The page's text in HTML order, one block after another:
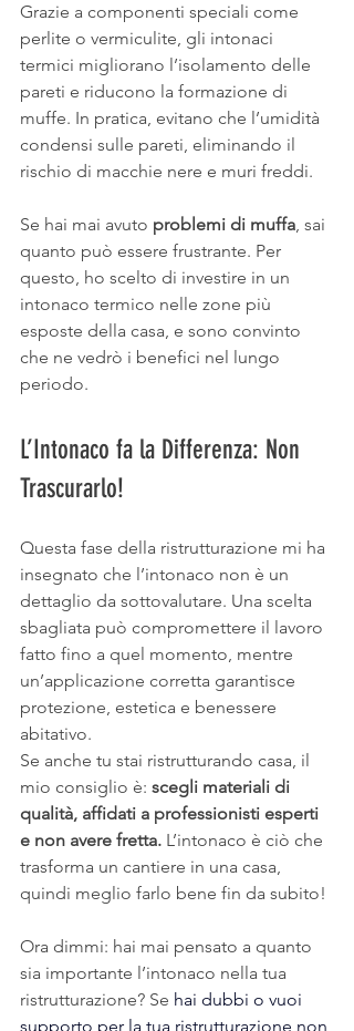
Grazie a componenti speciali come
perlite o vermiculite, gli intonaci
termici migliorano l’isolamento delle
pareti e riducono la formazione di
muffe. In pratica, evitano che l’umidità
condensi sulle pareti, eliminando il
rischio di macchie nere e muri freddi.
Se hai mai avuto problemi di muffa, sai
quanto può essere frustrante. Per
questo, ho scelto di investire in un
intonaco termico nelle zone più
esposte della casa, e sono convinto
che ne vedrò i benefici nel lungo
periodo.
L’Intonaco fa la Differenza: Non
Trascurarlo!
Questa fase della ristrutturazione mi ha
insegnato che l’intonaco non è un
dettaglio da sottovalutare. Una scelta
sbagliata può compromettere il lavoro
fatto fino a quel momento, mentre
un’applicazione corretta garantisce
protezione, estetica e benessere
abitativo.
Se anche tu stai ristrutturando casa, il
mio consiglio è: scegli materiali di
qualità, affidati a professionisti esperti
e non avere fretta. L’intonaco è ciò che
trasforma un cantiere in una casa,
quindi meglio farlo bene fin da subito!
Ora dimmi: hai mai pensato a quanto
sia importante l’intonaco nella tua
ristrutturazione? Se hai dubbi o vuoi
supporto per la tua ristrutturazione non